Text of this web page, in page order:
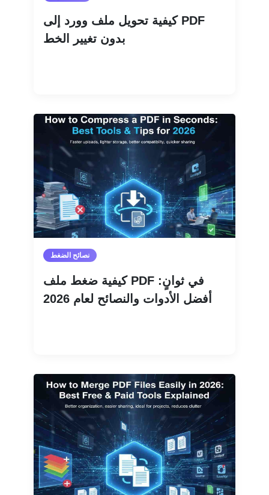
كيفية تحويل ملف وورد إلى PDF
بدون تغيير الخط
نصائح الضغط
كيفية ضغط ملف PDF في ثوانٍ:
أفضل الأدوات والنصائح لعام 2026